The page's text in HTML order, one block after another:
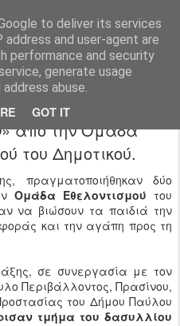
to deliver its services
and user-agent are
performance and security
generate usage
abuse.
GOT IT
Ιδιωτικό Δημοτικό Σχολείο "Ι.Μ.ΔΕΛΑΣΑΛ"
και Δρω για το
από την Ομάδα
του Δημοτικού.
πραγματοποιήθηκαν δύο
Ομάδα Εθελοντισμού του
να βιώσουν τα παιδιά την
και την αγάπη προς τη
σε συνεργασία με τον
Περιβάλλοντος, Πρασίνου,
του Δήμου Παύλου
τμήμα του δασυλλίου